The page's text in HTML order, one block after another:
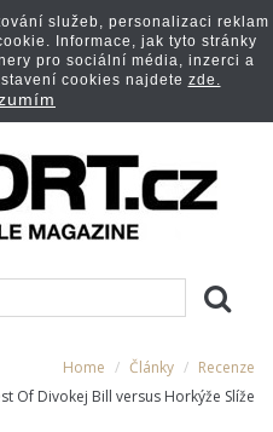
Home Články
Recenze
Of Divokej Bill versus Horkýže Slíže
služeb, personalizaci reklam
Informace, jak tyto stránky
pro sociální média, inzerci a
cookies najdete zde.